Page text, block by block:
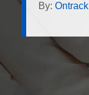
By: Ontrack